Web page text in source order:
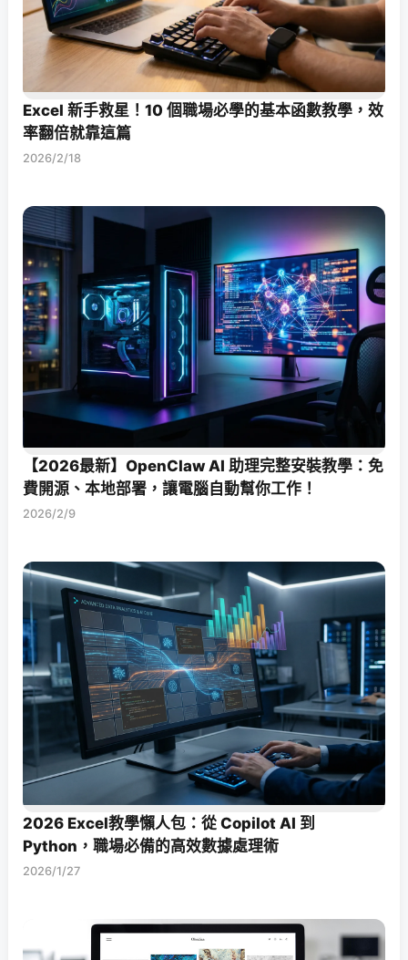
Excel 新手救星！10 個職場必學的基本函數教學，效
率翻倍就靠這篇
2026/2/18
【2026最新】OpenClaw AI 助理完整安裝教學：免
費開源、本地部署，讓電腦自動幫你工作！
2026/2/9
2026 Excel教學懶人包：從 Copilot AI 到
Python，職場必備的高效數據處理術
2026/1/27